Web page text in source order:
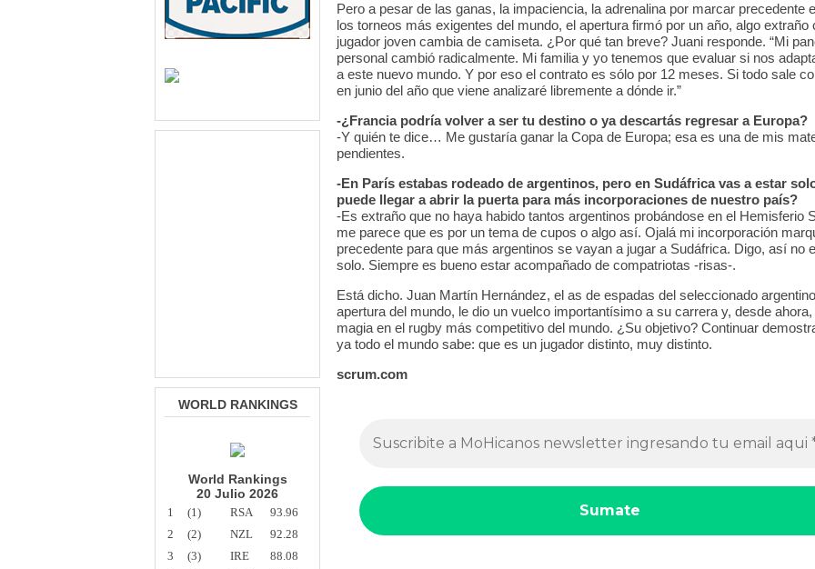
WORLD RANKINGS
World Rankings
20 Julio 2026
1 (1) RSA
93.96
2
(2) NZL
92.28
3
(3) IRE
88.08
Pero a pesar de las ganas, la impaciencia, la adrenalina por marcar precedente
los torneos más exigentes del mundo, el apertura firmó por un año, algo extraño
jugador joven cambia de camiseta. ¿Por qué tan breve? Juani responde. “Mi
personal cambió radicalmente. Mi familia y yo tenemos que evaluar si nos
a este nuevo mundo. Y por eso el contrato es sólo por 12 meses. Si todo sale
en junio del año que viene analizaré libremente a dónde ir.”
-¿Francia podría volver a ser tu destino o ya descartás regresar a Europa?
-Y quién te dice… Me gustaría ganar la Copa de Europa; esa es una de mis
pendientes.
-En París estabas rodeado de argentinos, pero en Sudáfrica vas a estar
puede llegar a abrir la puerta para más incorporaciones de nuestro país?
-Es extraño que no haya habido tantos argentinos probándose en el Hemisferio
me parece que es por un tema de cupos o algo así. Ojalá mi incorporación
precedente para que más argentinos se vayan a jugar a Sudáfrica. Digo, así no
solo. Siempre es bueno estar acompañado de compatriotas -risas-.
Está dicho. Juan Martín Hernández, el as de espadas del seleccionado
apertura del mundo, le dio un vuelco importantísimo a su carrera y, desde
magia en el rugby más competitivo del mundo. ¿Su objetivo? Continuar
ya todo el mundo sabe: que es un jugador distinto, muy distinto.
scrum.com